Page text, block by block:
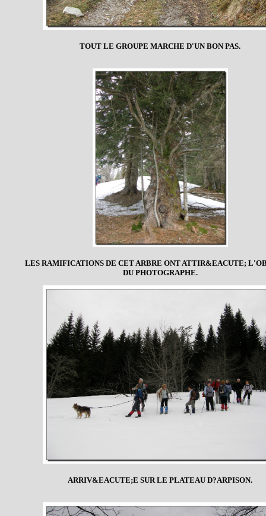
TOUT LE GROUPE MARCHE D'UN BON PAS.
LES RAMIFICATIONS DE CET ARBRE ONT ATTIR&EACUTE;
DU PHOTOGRAPHE.
ARRIV&EACUTE;E SUR LE PLATEAU D?ARPISON.